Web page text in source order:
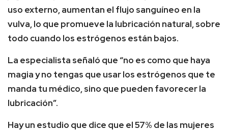
uso externo, aumentan el flujo sanguíneo en la
vulva, lo que promueve la lubricación natural, sobre
todo cuando los estrógenos están bajos.
La especialista señaló que “no es como que haya
magia y no tengas que usar los estrógenos que te
manda tu médico, sino que pueden favorecer la
lubricación”.
Hay un estudio que dice que el 57% de las mujeres